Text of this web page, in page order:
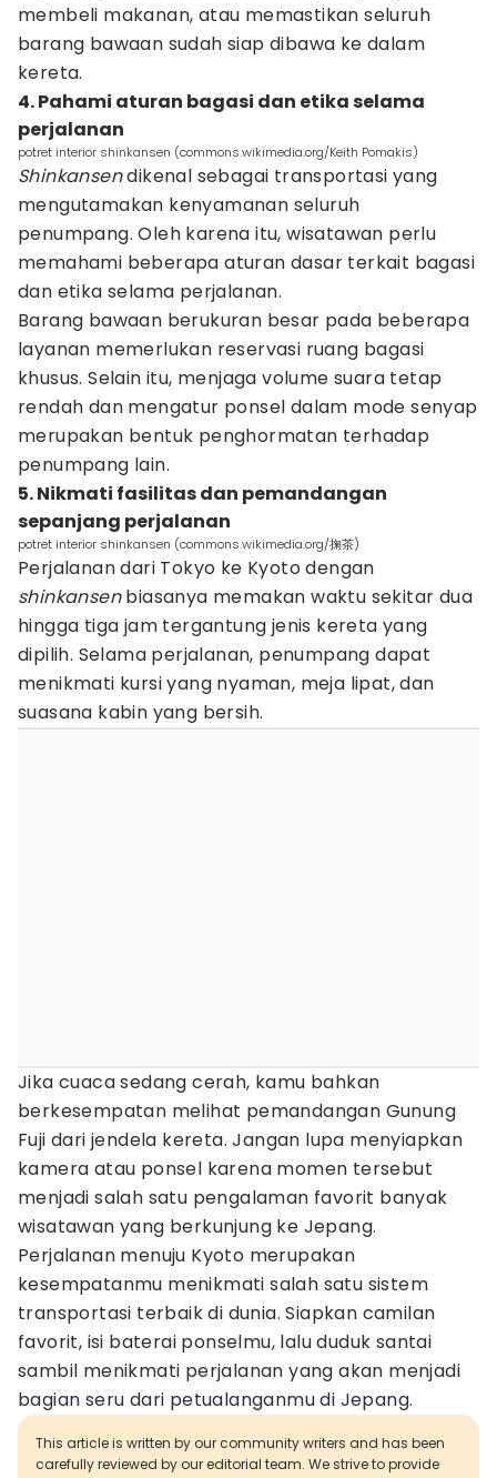
membeli makanan, atau memastikan seluruh
barang bawaan sudah siap dibawa ke dalam
kereta.
4. Pahami aturan bagasi dan etika selama
perjalanan
potret interior shinkansen (commons.wikimedia.org/Keith Pomakis)
Shinkansendikenal sebagai transportasi yang
mengutamakan kenyamanan seluruh
penumpang. Oleh karena itu, wisatawan perlu
memahami beberapa aturan dasar terkait bagasi
dan etika selama perjalanan.
Barang bawaan berukuran besar pada beberapa
layanan memerlukan reservasi ruang bagasi
khusus. Selain itu, menjaga volume suara tetap
rendah dan mengatur ponsel dalam mode senyap
merupakan bentuk penghormatan terhadap
penumpang lain.
5. Nikmati fasilitas dan pemandangan
sepanjang perjalanan
potret interior shinkansen (commons.wikimedia.org/掬茶)
Perjalanan dari Tokyo ke Kyoto dengan
shinkansenbiasanya memakan waktu sekitar dua
hingga tiga jam tergantung jenis kereta yang
dipilih. Selama perjalanan, penumpang dapat
menikmati kursi yang nyaman, meja lipat, dan
suasana kabin yang bersih.
Jika cuaca sedang cerah, kamu bahkan
berkesempatan melihat pemandangan Gunung
Fuji dari jendela kereta. Jangan lupa menyiapkan
kamera atau ponsel karena momen tersebut
menjadi salah satu pengalaman favorit banyak
wisatawan yang berkunjung ke Jepang.
Perjalanan menuju Kyoto merupakan
kesempatanmu menikmati salah satu sistem
transportasi terbaik di dunia. Siapkan camilan
favorit, isi baterai ponselmu, lalu duduk santai
sambil menikmati perjalanan yang akan menjadi
bagian seru dari petualanganmu di Jepang.
This article is written by our community writers and has been
carefully reviewed by our editorial team. We strive to provide